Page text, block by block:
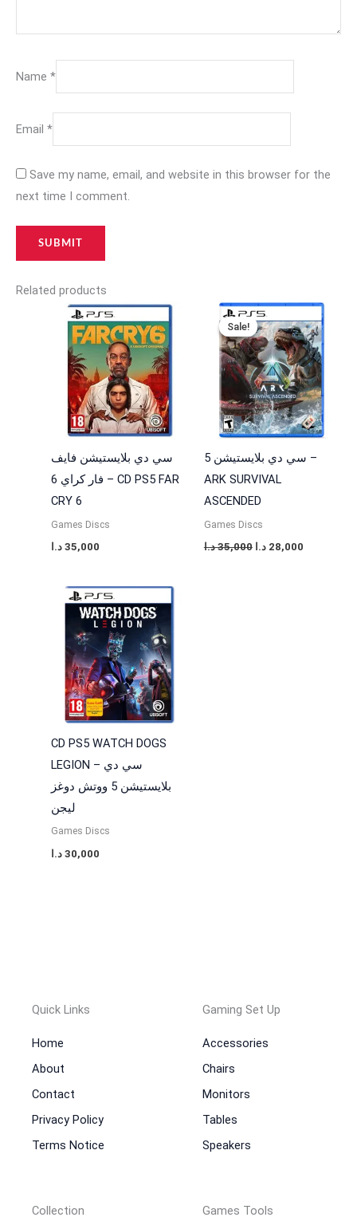
Name *
Email *
Save my name, email, and website in this browser for the
next time I comment.
Related products
سي دي بلايستيشن فايف
فار كراي 6 – CD PS5 FAR
CRY 6
Games Discs
35,000 د.ا
Sale!
Sale!
سي دي بلايستيشن 5 –
ARK SURVIVAL
ASCENDED
Games Discs
35,000 د.ا
Original
price
was:
35,000 د.ا.
28,000 د.ا
Current
price
is:
CD PS5 WATCH DOGS
LEGION – سي دي
بلايستيشن 5 ووتش دوغز
ليجن
Games Discs
30,000 د.ا
Quick Links
Home
About
Contact
Privacy Policy
Terms Notice
Gaming Set Up
Accessories
Chairs
Monitors
Tables
Speakers
Collection Games Tools